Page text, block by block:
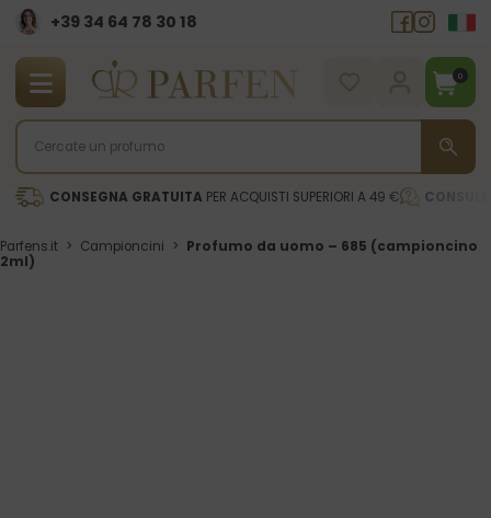
+39 34 64 78 30 18
0
CONSEGNA GRATUITA PER ACQUISTI SUPERIORI A 49 €
Parfens.it > Campioncini > Profumo da uomo – 685 (campioncino
2ml)